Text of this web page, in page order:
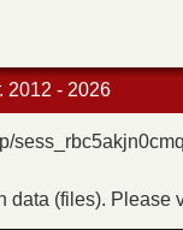
2012 - 2026
data (files). Please